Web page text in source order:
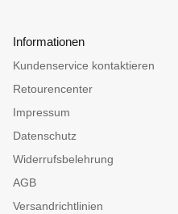
Informationen
Kundenservice kontaktieren
Retourencenter
Impressum
Datenschutz
Widerrufsbelehrung
AGB
Versandrichtlinien